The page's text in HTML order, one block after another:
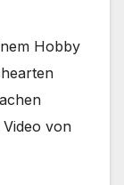
Hobby
von